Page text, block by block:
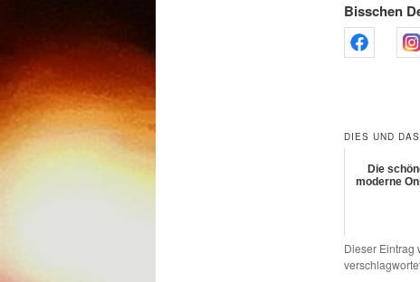
Bisschen
DIES UND
Die
moderne
Dieser Eintrag